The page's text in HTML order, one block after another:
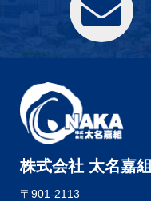
株式会社 太名嘉組
〒901-2113